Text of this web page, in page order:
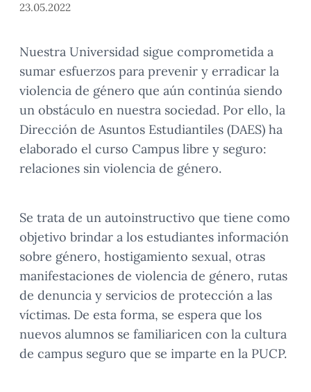
23.05.2022
Nuestra Universidad sigue comprometida a
sumar esfuerzos para prevenir y erradicar la
violencia de género que aún continúa siendo
un obstáculo en nuestra sociedad. Por ello, la
Dirección de Asuntos Estudiantiles (DAES) ha
elaborado el curso Campus libre y seguro:
relaciones sin violencia de género.
Se trata de un autoinstructivo que tiene como
objetivo brindar a los estudiantes información
sobre género, hostigamiento sexual, otras
manifestaciones de violencia de género, rutas
de denuncia y servicios de protección a las
víctimas. De esta forma, se espera que los
nuevos alumnos se familiaricen con la cultura
de campus seguro que se imparte en la PUCP.